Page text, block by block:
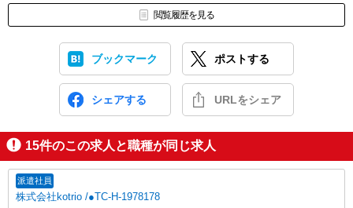
閲覧履歴を見る
ブックマーク ポストする
シェアする URLをシェア
15件のこの求人と職種が同じ求人
派遣社員
株式会社kotrio /●TC-H-1978178